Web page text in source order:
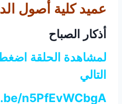
عميد كلية أصول
أذكار الصباح
لمشاهدة الحلقة
التالي
n5PfEvWCbgA